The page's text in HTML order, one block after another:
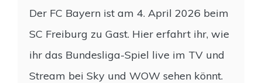
Der FC Bayern ist am 4. April 2026 beim
SC Freiburg zu Gast. Hier erfahrt ihr, wie
ihr das Bundesliga-Spiel live im TV und
Stream bei Sky und WOW sehen könnt.